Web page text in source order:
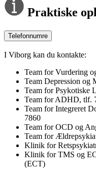
Praktiske
Telefonnumre
I Viborg kan du kontakte:
Team for Vurdering
Team Depression og
Team for Psykotiske
Team for ADHD, tlf.
Team for Integreret
7860
Team for OCD og
Team for
Klinik for
Klinik for TMS og
(ECT)